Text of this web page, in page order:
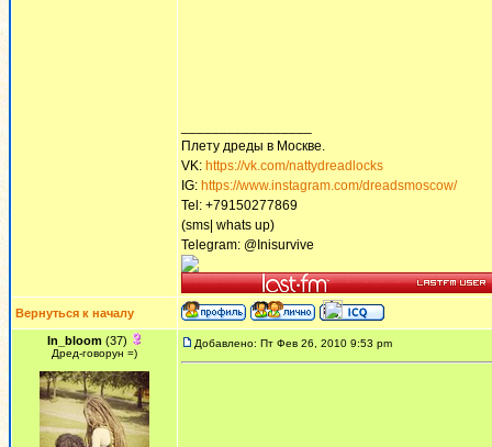
Плету дреды в Москве.
VK: https://vk.com/nattydreadlocks
IG: https://www.instagram.com/dreadsmoscow/
Tel: +79150277869
(sms| whats up)
Telegram: @Inisurvive
Вернуться к началу
In_bloom(37)
Дред-говорун =)
Добавлено: Пт Фев 26, 2010 9:53 pm